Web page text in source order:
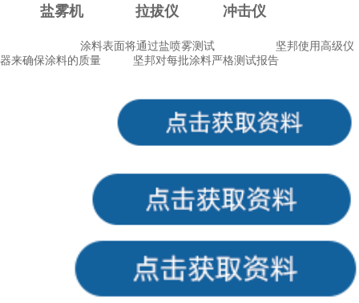
盐雾机 拉拔仪 冲击仪
涂料表面将通过盐喷雾测试
坚邦使用高级仪
器来确保涂料的质量
坚邦对每批涂料严格测试报告